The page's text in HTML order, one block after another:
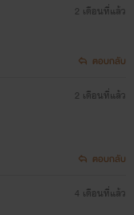
2 เดือนที่แล้ว
ตอบกลับ
2 เดือนที่แล้ว
ตอบกลับ
4 เดือนที่แล้ว